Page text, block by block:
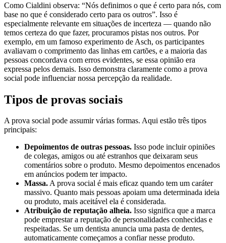
Como Cialdini observa: “Nós definimos o que é certo para nós, com
base no que é considerado certo para os outros”. Isso é
especialmente relevante em situações de incerteza — quando não
temos certeza do que fazer, procuramos pistas nos outros. Por
exemplo, em um famoso experimento de Asch, os participantes
avaliavam o comprimento das linhas em cartões, e a maioria das
pessoas concordava com erros evidentes, se essa opinião era
expressa pelos demais. Isso demonstra claramente como a prova
social pode influenciar nossa percepção da realidade.
Tipos de provas sociais
A prova social pode assumir várias formas. Aqui estão três tipos
principais:
Depoimentos de outras pessoas. Isso pode incluir opiniões
de colegas, amigos ou até estranhos que deixaram seus
comentários sobre o produto. Mesmo depoimentos encenados
em anúncios podem ter impacto.
Massa.A prova social é mais eficaz quando tem um caráter
massivo. Quanto mais pessoas apoiam uma determinada ideia
ou produto, mais aceitável ela é considerada.
Atribuição de reputação alheia. Isso significa que a marca
pode emprestar a reputação de personalidades conhecidas e
respeitadas. Se um dentista anuncia uma pasta de dentes,
automaticamente começamos a confiar nesse produto.